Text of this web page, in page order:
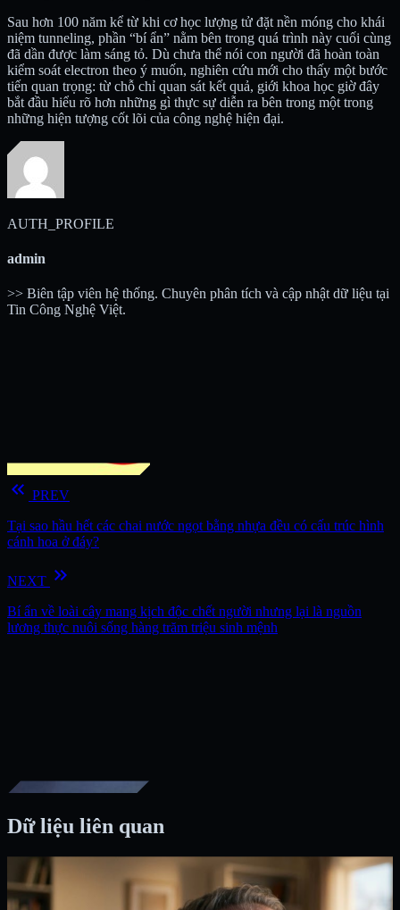
Sau hơn 100 năm kể từ khi cơ học lượng tử đặt nền móng cho khái
niệm tunneling, phần “bí ẩn” nằm bên trong quá trình này cuối cùng
đã dần được làm sáng tỏ. Dù chưa thể nói con người đã hoàn toàn
kiểm soát electron theo ý muốn, nghiên cứu mới cho thấy một bước
tiến quan trọng: từ chỗ chỉ quan sát kết quả, giới khoa học giờ đây
bắt đầu hiểu rõ hơn những gì thực sự diễn ra bên trong một trong
những hiện tượng cốt lõi của công nghệ hiện đại.
AUTH_PROFILE
admin
>> Biên tập viên hệ thống. Chuyên phân tích và cập nhật dữ liệu tại
Tin Công Nghệ Việt.
keyboard_double_arrow_left PREV
Tại sao hầu hết các chai nước ngọt bằng nhựa đều có cấu trúc hình
cánh hoa ở đáy?
NEXT keyboard_double_arrow_right
Bí ẩn về loài cây mang kịch độc chết người nhưng lại là nguồn
lương thực nuôi sống hàng trăm triệu sinh mệnh
Dữ liệu liên quan